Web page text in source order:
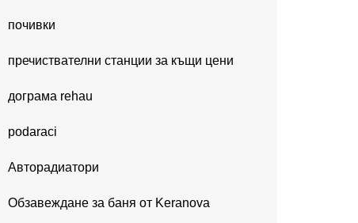
почивки
пречиствателни станции за къщи цени
дограма rehau
podaraci
Авторадиатори
Обзавеждане за баня от Keranova